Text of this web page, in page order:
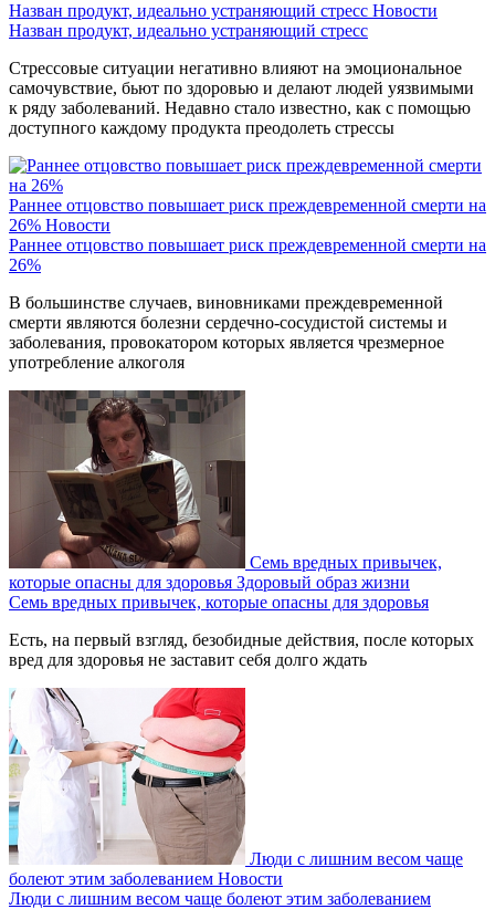
Назван продукт, идеально устраняющий стресс Новости
Назван продукт, идеально устраняющий стресс
Стрессовые ситуации негативно влияют на эмоциональное
самочувствие, бьют по здоровью и делают людей уязвимыми
к ряду заболеваний. Недавно стало известно, как с помощью
доступного каждому продукта преодолеть стрессы
Раннее отцовство повышает риск преждевременной смерти на
26% Новости
Раннее отцовство повышает риск преждевременной смерти на
26%
В большинстве случаев, виновниками преждевременной
смерти являются болезни сердечно-сосудистой системы и
заболевания, провокатором которых является чрезмерное
употребление алкоголя
Семь вредных привычек,
которые опасны для здоровья Здоровый образ жизни
Семь вредных привычек, которые опасны для здоровья
Есть, на первый взгляд, безобидные действия, после которых
вред для здоровья не заставит себя долго ждать
Люди с лишним весом чаще
болеют этим заболеванием Новости
Люди с лишним весом чаще болеют этим заболеванием